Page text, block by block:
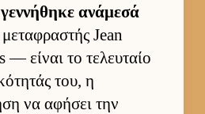
γεν­νήθηκε ανάμεσά
Jean
εί­ναι το τελευ­ταίο
του, η
να αφήσει την